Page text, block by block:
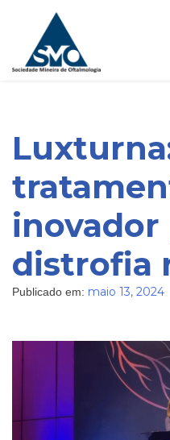
content
inovador
distrofia
Publicado em: maio 13, 2024